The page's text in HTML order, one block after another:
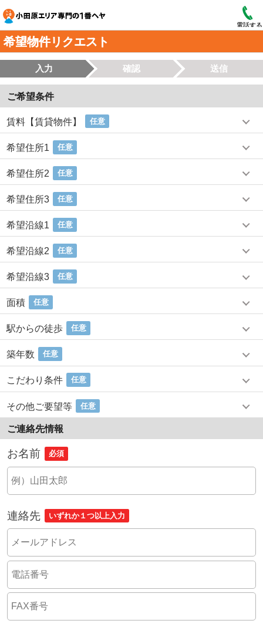
電話する
希望物件リクエスト
入力 確認 送信
ご希望条件
賃料【賃貸物件】 任意
希望住所1 任意
希望住所2 任意
希望住所3 任意
希望沿線1 任意
希望沿線2 任意
希望沿線3 任意
面積 任意
駅からの徒歩 任意
築年数 任意
こだわり条件 任意
その他ご要望等 任意
ご連絡先情報
お名前 必須
連絡先 いずれか１つ以上入力